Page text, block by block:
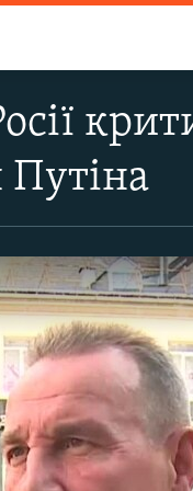
Путіна